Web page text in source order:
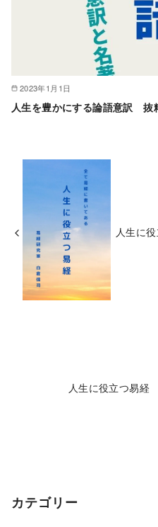
2023年1月1日
人生を豊かにする論語意訳
人生に
人生に役立つ易
カテゴリー